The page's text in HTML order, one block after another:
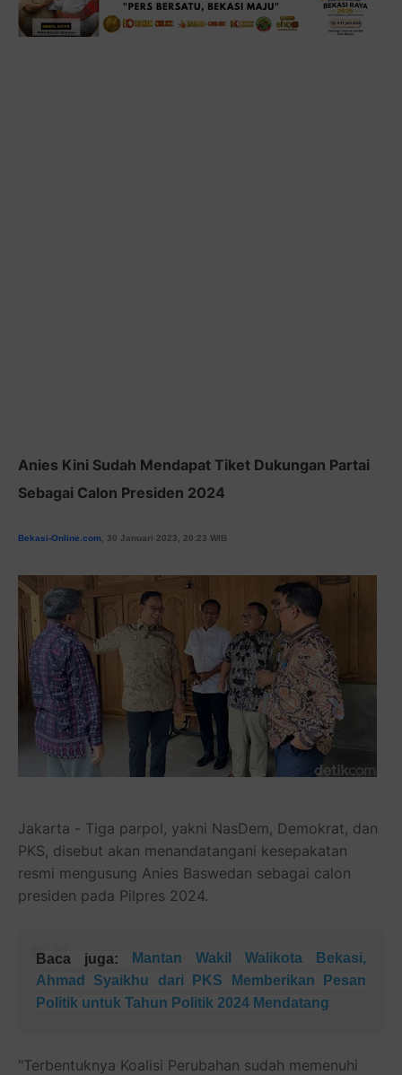
Anies Kini Sudah Mendapat Tiket Dukungan Partai
Sebagai Calon Presiden 2024
Bekasi-Online. com , 30 Januari 2023, 20:23 WIB
Jakarta - Tiga parpol, yakni NasDem, Demokrat, dan
PKS, disebut akan menandatangani kesepakatan
resmi mengusung Anies Baswedan sebagai calon
presiden pada Pilpres 2024.
Baca juga:
Mantan Wakil Walikota Bekasi,
Ahmad Syaikhu dari PKS Memberikan Pesan
Politik untuk Tahun Politik 2024 Mendatang
"Terbentuknya Koalisi Perubahan sudah memenuhi